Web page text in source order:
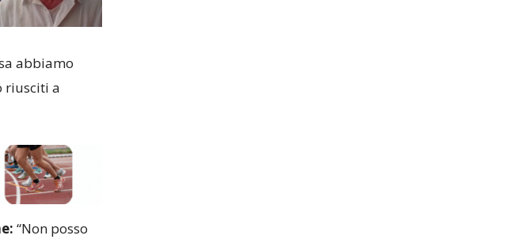
abbiamo
riusciti a
“Non posso